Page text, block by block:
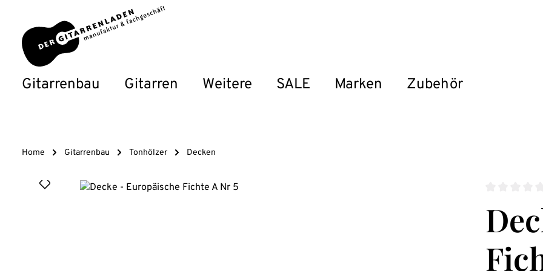
Zur Hauptnavigation springen
Gitarrenbau Gitarren Weitere SALE Marken Zubehör
Home Gitarrenbau Tonhölzer Decken
Bildergalerie überspringen